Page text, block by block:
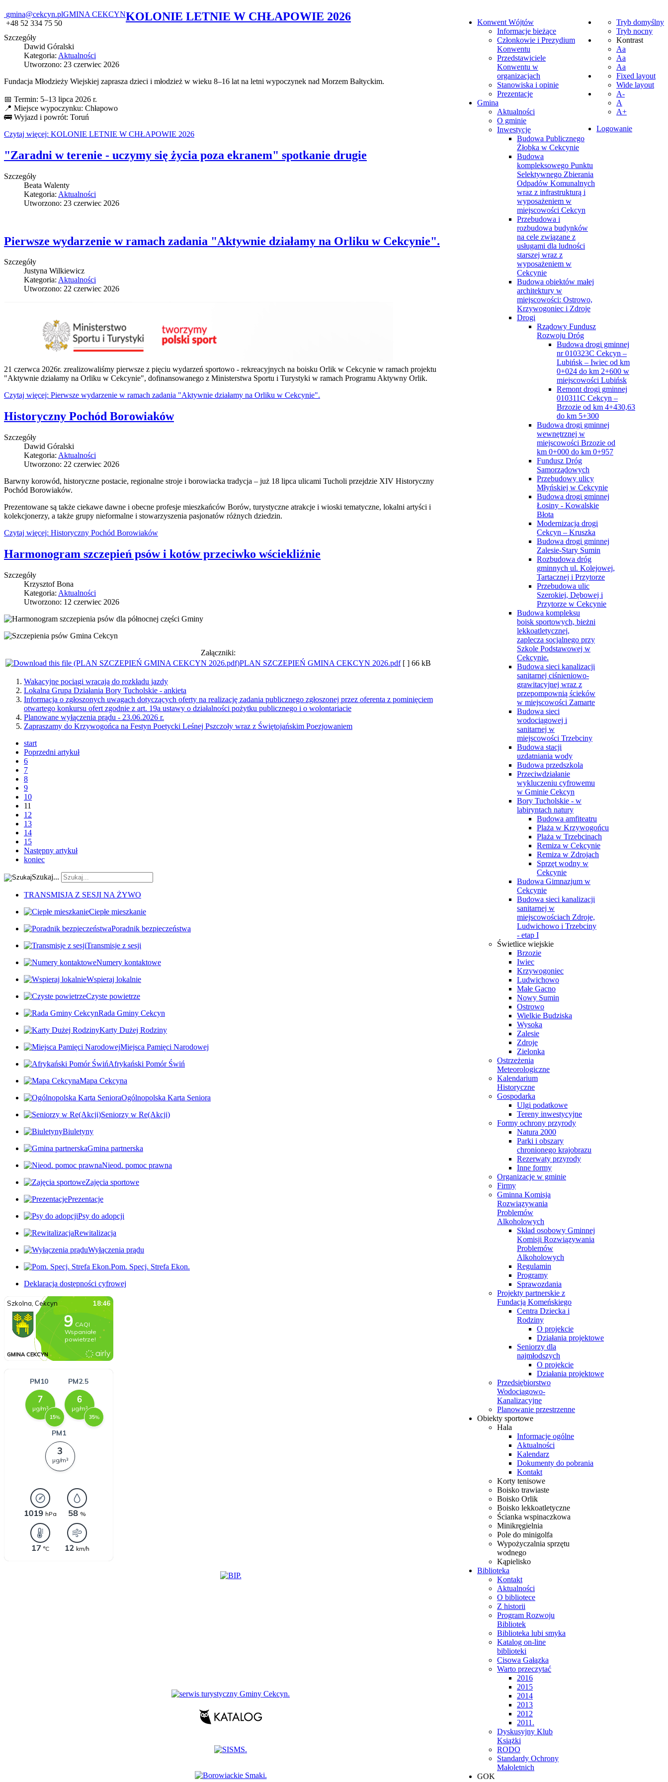
gmina@cekcyn.pl
+48 52 334 75 50
Tryb domyślny
Tryb nocny
Kontrast
Aa
Aa
Aa
Fixed layout
Wide layout
A-
A
A+
Logowanie
GMINA CEKCYN
Konwent Wójtów
Informacje bieżące
Członkowie i Prezydium
Konwentu
Przedstawiciele
Konwentu w
organizacjach
Stanowiska i opinie
Prezentacje
Gmina
Aktualności
O gminie
Inwestycje
Budowa Publicznego
Żłobka w Cekcynie
Budowa
kompleksowego Punktu
Selektywnego Zbierania
Odpadów Komunalnych
wraz z infrastrukturą i
wyposażeniem w
miejscowości Cekcyn
Przebudowa i
rozbudowa budynków
na cele związane z
usługami dla ludności
starszej wraz z
wyposażeniem w
Cekcynie
Budowa obiektów małej
architektury w
miejscowości: Ostrowo,
Krzywogoniec i Zdroje
Drogi
Rządowy Fundusz
Rozwoju Dróg
Budowa drogi gminnej
nr 010323C Cekcyn –
Lubińsk – Iwiec od km
0+024 do km 2+600 w
miejscowości Lubińsk
Remont drogi gminnej
010311C Cekcyn –
Brzozie od km 4+430,63
do km 5+300
Budowa drogi gminnej
wewnętrznej w
miejscowości Brzozie od
km 0+000 do km 0+957
Fundusz Dróg
Samorządowych
Przebudowy ulicy
Młyńskiej w Cekcynie
Budowa drogi gminnej
Łosiny - Kowalskie
Błota
Modernizacja drogi
Cekcyn – Kruszka
Budowa drogi gminnej
Zalesie-Stary Sumin
Rozbudowa dróg
gminnych ul. Kolejowej,
Tartacznej i Przytorze
Przebudowa ulic
Szerokiej, Dębowej i
Przytorze w Cekcynie
Budowa kompleksu
boisk sportowych, bieżni
lekkoatletycznej,
zaplecza socjalnego przy
Szkole Podstawowej w
Cekcynie.
Budowa sieci kanalizacji
sanitarnej ciśnieniowo-
grawitacyjnej wraz z
przepompownią ścieków
w miejscowości Zamarte
Budowa sieci
wodociągowej i
sanitarnej w
miejscowości Trzebciny
Budowa stacji
uzdatniania wody
Budowa przedszkola
Przeciwdziałanie
wykluczeniu cyfrowemu
w Gminie Cekcyn
Bory Tucholskie - w
labiryntach natury
Budowa amfiteatru
Plaża w Krzywogońcu
Plaża w Trzebcinach
Remiza w Cekcynie
Remiza w Zdrojach
Sprzęt wodny w
Cekcynie
Budowa Gimnazjum w
Cekcynie
Budowa sieci kanalizacji
sanitarnej w
miejscowościach Zdroje,
Ludwichowo i Trzebciny
- etap I
Świetlice wiejskie
Brzozie
Iwiec
Krzywogoniec
Ludwichowo
Małe Gacno
Nowy Sumin
Ostrowo
Wielkie Budziska
Wysoka
Zalesie
Zdroje
Zielonka
Ostrzeżenia
Meteorologiczne
Kalendarium
Historyczne
Gospodarka
Ulgi podatkowe
Tereny inwestycyjne
Formy ochrony przyrody
Natura 2000
Parki i obszary
chronionego krajobrazu
Rezerwaty przyrody
Inne formy
Organizacje w gminie
Firmy
Gminna Komisja
Rozwiązywania
Problemów
Alkoholowych
Skład osobowy Gminnej
Komisji Rozwiązywania
Problemów
Alkoholowych
Regulamin
Programy
Sprawozdania
Projekty partnerskie z
Fundacją Komeńskiego
Centra Dziecka i
Rodziny
O projekcie
Działania projektowe
Seniorzy dla
najmłodszych
O projekcie
Działania projektowe
Przedsiębiorstwo
Wodociągowo-
Kanalizacyjne
Planowanie przestrzenne
Obiekty sportowe
Hala
Informacje ogólne
Aktualności
Kalendarz
Dokumenty do pobrania
Kontakt
Korty tenisowe
Boisko trawiaste
Boisko Orlik
Boisko lekkoatletyczne
Ścianka wspinaczkowa
Minikręgielnia
Pole do minigolfa
Wypożyczalnia sprzętu
wodnego
Kąpielisko
Biblioteka
Kontakt
Aktualności
O bibliotece
Z historii
Program Rozwoju
Bibliotek
Biblioteka lubi smyka
Katalog on-line
biblioteki
Cisowa Gałązka
Warto przeczytać
2016
2015
2014
2013
2012
2011.
Dyskusyjny Klub
Książki
RODO
Standardy Ochrony
Małoletnich
GOK
KOLONIE LETNIE W CHŁAPOWIE 2026
Szczegóły
Dawid Góralski
Kategoria: Aktualności
Utworzono: 23 czerwiec 2026
Fundacja Młodzieży Wiejskiej zaprasza dzieci i młodzież w wieku 8–16 lat na letni wypoczynek nad Morzem Bałtyckim.
📅 Termin: 5–13 lipca 2026 r.
📍 Miejsce wypoczynku: Chłapowo
🚌 Wyjazd i powrót: Toruń
Czytaj więcej: KOLONIE LETNIE W CHŁAPOWIE 2026
"Zaradni w terenie - uczymy się życia poza ekranem" spotkanie drugie
Szczegóły
Beata Walenty
Kategoria: Aktualności
Utworzono: 23 czerwiec 2026
Pierwsze wydarzenie w ramach zadania "Aktywnie działamy na Orliku w Cekcynie".
Szczegóły
Justyna Wilkiewicz
Kategoria: Aktualności
Utworzono: 22 czerwiec 2026
21 czerwca 2026r. zrealizowaliśmy pierwsze z pięciu wydarzeń sportowo - rekreacyjnych na boisku Orlik w Cekcynie w ramach projektu
"Aktywnie działamy na Orliku w Cekcynie", dofinansowanego z Ministerstwa Sportu i Turystyki w ramach Programu Aktywny Orlik.
Czytaj więcej: Pierwsze wydarzenie w ramach zadania "Aktywnie działamy na Orliku w Cekcynie".
Historyczny Pochód Borowiaków
Szczegóły
Dawid Góralski
Kategoria: Aktualności
Utworzono: 22 czerwiec 2026
Barwny korowód, historyczne postacie, regionalne stroje i borowiacka tradycja – już 18 lipca ulicami Tucholi przejdzie XIV Historyczny
Pochód Borowiaków.
Prezentowane są także ciekawe dawne i obecne profesje mieszkańców Borów, turystyczne atrakcje i wioski tematyczne, lokalni artyści i
kolekcjonerzy, a także grupy nieformalne i stowarzyszenia pasjonatów różnych dziedzin.
Czytaj więcej: Historyczny Pochód Borowiaków
Harmonogram szczepień psów i kotów przeciwko wściekliźnie
Szczegóły
Krzysztof Bona
Kategoria: Aktualności
Utworzono: 12 czerwiec 2026
Załączniki:
PLAN SZCZEPIEŃ GMINA CEKCYN 2026.pdf [ ] 66 kB
Wakacyjne pociągi wracają do rozkładu jazdy
Lokalna Grupa Działania Bory Tucholskie - ankieta
Informacja o zgłoszonych uwagach dotyczących oferty na realizację zadania publicznego zgłoszonej przez oferenta z pominięciem
otwartego konkursu ofert zgodnie z art. 19a ustawy o działalności pożytku publicznego i o wolontariacie
Planowane wyłączenia prądu - 23.06.2026 r.
Zapraszamy do Krzywogońca na Festyn Poetycki Leśnej Pszczoły wraz z Świętojańskim Poezjowaniem
start
Poprzedni artykuł
6
7
8
9
10
11
12
13
14
15
Następny artykuł
koniec
Szukaj...
TRANSMISJA Z SESJI NA ŻYWO
Ciepłe mieszkanie
Poradnik bezpieczeństwa
Transmisje z sesji
Numery kontaktowe
Wspieraj lokalnie
Czyste powietrze
Rada Gminy Cekcyn
Karty Dużej Rodziny
Miejsca Pamięci Narodowej
Afrykański Pomór Świń
Mapa Cekcyna
Ogólnopolska Karta Seniora
Seniorzy w Re(Akcji)
Biuletyny
Gmina partnerska
Nieod. pomoc prawna
Zajęcia sportowe
Prezentacje
Psy do adopcji
Rewitalizacja
Wyłączenia prądu
Pom. Specj. Strefa Ekon.
Deklaracja dostępności cyfrowej